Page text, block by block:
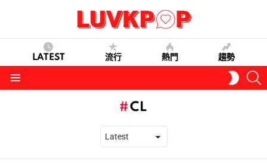
LATEST 流行 熱門 趨勢
SKIN
CL